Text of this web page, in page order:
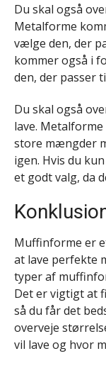
Du skal også
Metalforme
vælge den, der
kommer også i
den, der passer
Du skal også
lave.
store mængder
igen. Hvis du
et godt valg, da
Muffinforme er
at lave perfekte
typer af
Det er vigtigt at
så du får det
overveje
vil lave og hvor